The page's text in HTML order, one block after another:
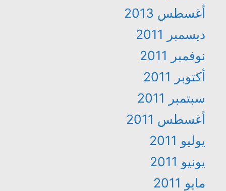
أغسطس 2013
ديسمبر 2011
نوفمبر 2011
أكتوبر 2011
سبتمبر 2011
أغسطس 2011
يوليو 2011
يونيو 2011
مايو 2011